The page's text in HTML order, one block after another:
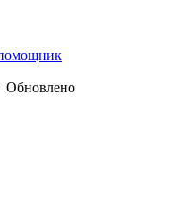
помощник
Обновлено